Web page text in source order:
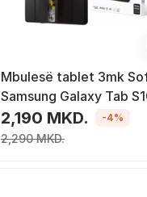
Mbulesë tablet 3mk
Samsung Galaxy Tab
Lite, palosje trefishe,
funksion Wake Sleep, e
2,190 MKD.
2,290 MKD.
-4%